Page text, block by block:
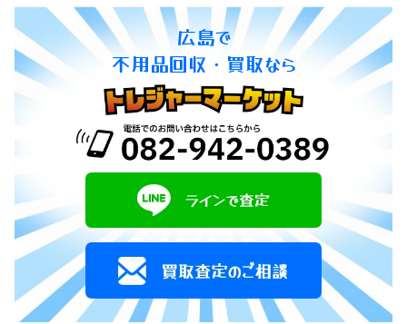
広島で
不用品回収・買取なら